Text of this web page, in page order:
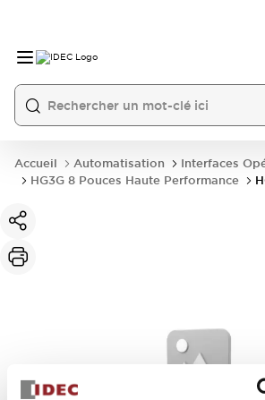
Accueil Automatisation Interfaces
HG3G 8 Pouces Haute Performance